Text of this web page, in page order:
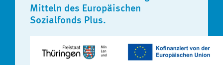
Mitteln des Europäischen
Sozialfonds Plus.